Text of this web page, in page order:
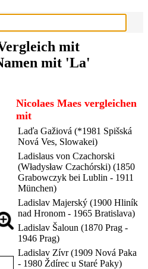
mit
mit 'La'
Nicolaes Maes vergleichen
mit
Laďa Gažiová (*1981 Spišská
Nová Ves, Slowakei)
Ladislaus von Czachorski
(Władysław Czachórski) (1850
Grabowczyk bei Lublin - 1911
München)
Ladislav Majerský (1900 Hliník
nad Hronom - 1965 Bratislava)
Ladislav Šaloun (1870 Prag -
1946 Prag)
Ladislav Zívr (1909 Nová Paka
- 1980 Ždírec u Staré Paky)